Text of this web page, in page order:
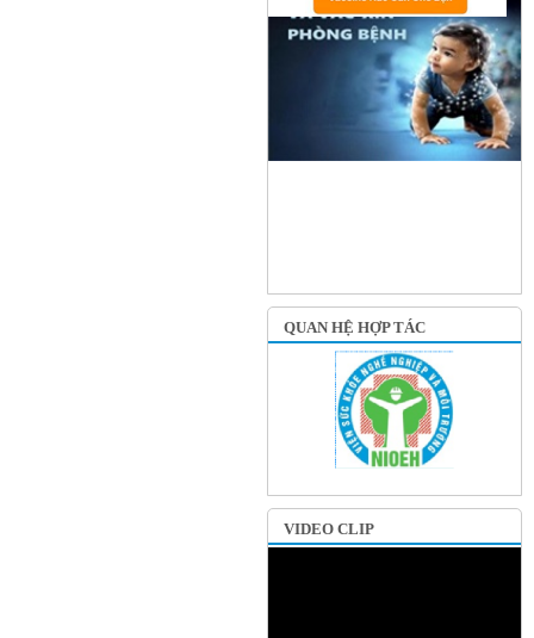
QUAN HỆ HỢP TÁC
VIDEO CLIP